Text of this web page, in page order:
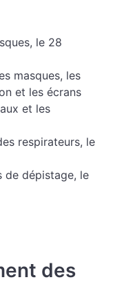
le 28
masques, les
et les écrans
et les
respirateurs, le
de dépistage, le
des